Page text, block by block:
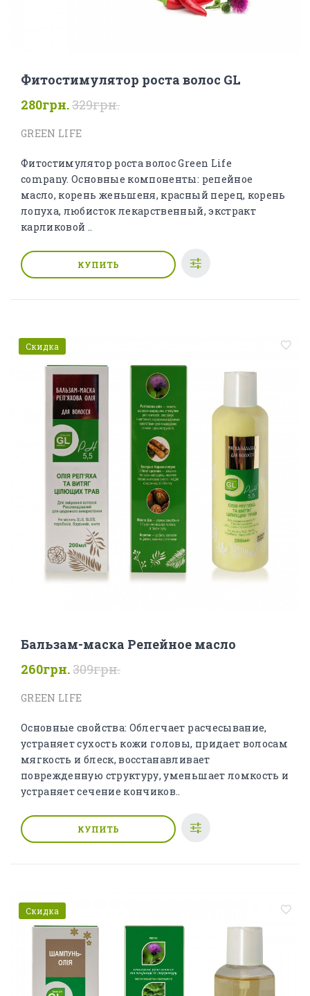
Фитостимулятор роста волос GL
280грн.329грн.
GREEN LIFE
Фитостимулятор роста волос Green Life
company. Основные компоненты: репейное
масло, корень женьшеня, красный перец, корень
лопуха, любисток лекарственный, экстракт
карликовой ..
КУПИТЬ
Скидка
Бальзам-маска Репейное масло
260грн.309грн.
GREEN LIFE
Основные свойства: Облегчает расчесывание,
устраняет сухость кожи головы, придает волосам
мягкость и блеск, восстанавливает
поврежденную структуру, уменьшает ломкость и
устраняет сечение кончиков..
КУПИТЬ
Скидка